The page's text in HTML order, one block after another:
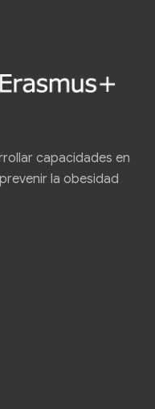
capacidades en
la obesidad